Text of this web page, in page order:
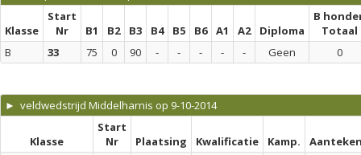
Klasse
Start
Nr
B1 B2 B3 B4 B5 B6 A1 A2 Diploma
B
Totaal
B
33 75 0 90 - - - - - Geen 0
► veldwedstrijd Middelharnis op 9-10-2014
Klasse
Start
Nr
Plaatsing Kwalificatie Kamp.